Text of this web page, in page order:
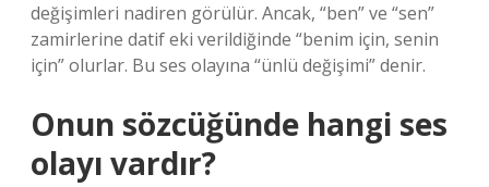
değişimleri nadiren görülür. Ancak, “ben” ve “sen”
zamirlerine datif eki verildiğinde “benim için, senin
için” olurlar. Bu ses olayına “ünlü değişimi” denir.
Onun sözcüğünde hangi ses
olayı vardır?